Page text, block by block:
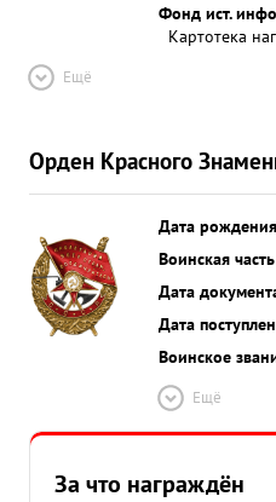
Фонд ист.
Картотека
Ещё
Орден Красного
Дата рождения
Воинская часть
Дата
Дата
Воинское
Ещё
За что награждён